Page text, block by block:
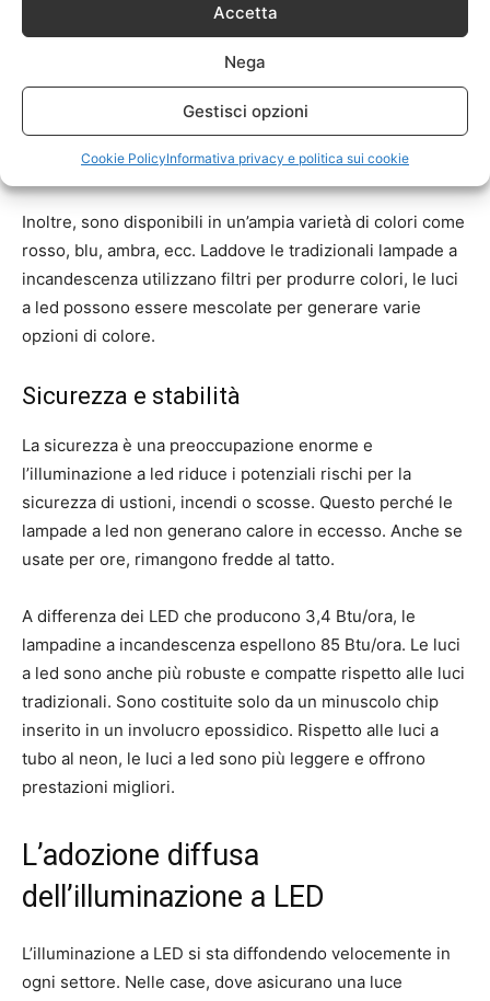
Accetta
Nega
Gestisci opzioni
Cookie PolicyInformativa privacy e politica sui cookie
Flessibilità di progettazione
I LED possono essere prodotti in qualsiasi forma per
adattarsi alle esigenze e all’applicazione. Possono anche
essere regolabili per quanto riguarda l’oscurità e
consentono il controllo dinamico della luce e del colore.
Inoltre, sono disponibili in un’ampia varietà di colori come
rosso, blu, ambra, ecc. Laddove le tradizionali lampade a
incandescenza utilizzano filtri per produrre colori, le luci
a led possono essere mescolate per generare varie
opzioni di colore.
Sicurezza e stabilità
La sicurezza è una preoccupazione enorme e
l’illuminazione a led riduce i potenziali rischi per la
sicurezza di ustioni, incendi o scosse. Questo perché le
lampade a led non generano calore in eccesso. Anche se
usate per ore, rimangono fredde al tatto.
A differenza dei LED che producono 3,4 Btu/ora, le
lampadine a incandescenza espellono 85 Btu/ora. Le luci
a led sono anche più robuste e compatte rispetto alle luci
tradizionali. Sono costituite solo da un minuscolo chip
inserito in un involucro epossidico. Rispetto alle luci a
tubo al neon, le luci a led sono più leggere e offrono
prestazioni migliori.
L’adozione diffusa
dell’illuminazione a LED
L’illuminazione a LED si sta diffondendo velocemente in
ogni settore. Nelle case, dove asicurano una luce